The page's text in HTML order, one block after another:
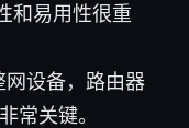
和易用性很重
网设备，路由器
常关键。